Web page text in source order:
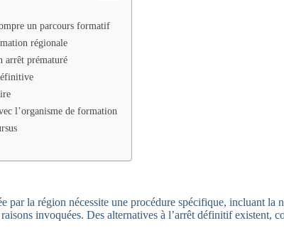
un parcours formatif
régionale
arrêt prématuré
l’organisme de formation
par la région nécessite une procédure spécifique, incluant
invoquées. Des alternatives à l’arrêt définitif existent,